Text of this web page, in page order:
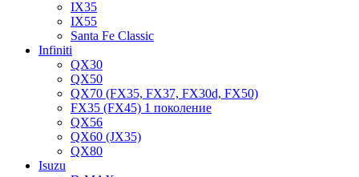
IX35
IX55
Santa Fe Classic
Infiniti
QX30
QX50
QX70 (FX35, FX37, FX30d, FX50)
FX35 (FX45) 1 поколение
QX56
QX60 (JX35)
QX80
Isuzu